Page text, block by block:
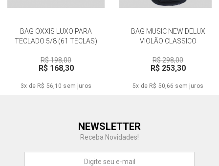
BAG OXXIS LUXO PARA
TECLADO 5/8 (61 TECLAS)
R$ 198,00
R$ 168,30
3x de R$ 56,10 sem juros
BAG MUSIC NEW DELUX
VIOLÃO CLASSICO
R$ 298,00
R$ 253,30
5x de R$ 50,66 sem juros
NEWSLETTER
Receba Novidades!